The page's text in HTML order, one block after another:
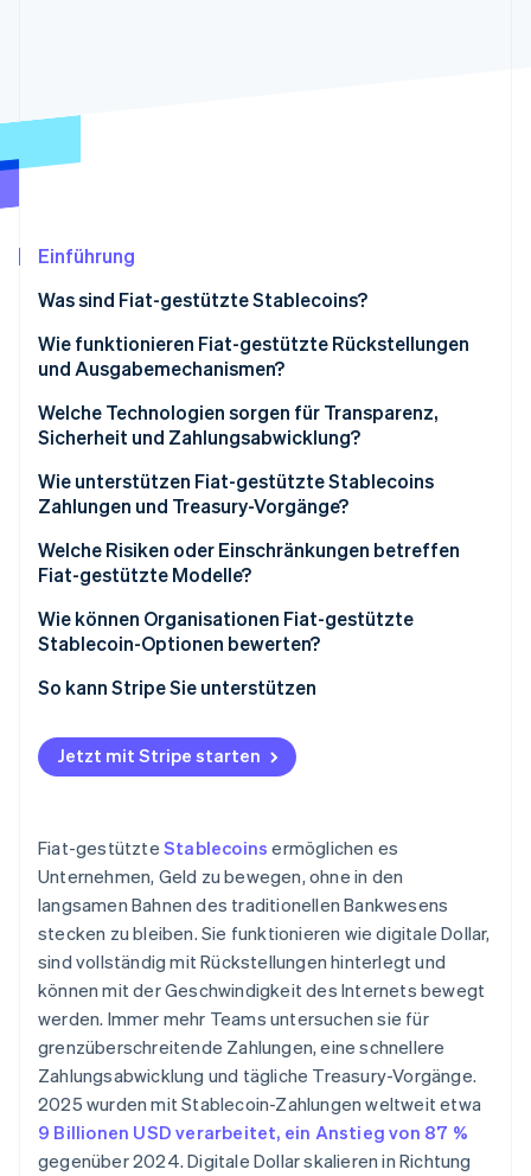
CO₂-Entnahme
Identity
Erfahren Sie, wie Stripe Lösungen für die
Jetzt ansehen
Einführung
Was sind Fiat-gestützte Stablecoins?
Wie funktionieren Fiat-gestützte Rückstellungen
und Ausgabemechanismen?
Welche Technologien sorgen für Transparenz,
Sicherheit und Zahlungsabwicklung?
Wie unterstützen Fiat-gestützte Stablecoins
Zahlungen und Treasury-Vorgänge?
Welche Risiken oder Einschränkungen betreffen
Fiat-gestützte Modelle?
Wie können Organisationen Fiat-gestützte
Stablecoin-Optionen bewerten?
So kann Stripe Sie unterstützen
Jetzt mit Stripe starten
Fiat-gestützte Stablecoins ermöglichen es
Unternehmen, Geld zu bewegen, ohne in den
langsamen Bahnen des traditionellen Bankwesens
stecken zu bleiben. Sie funktionieren wie digitale Dollar,
sind vollständig mit Rückstellungen hinterlegt und
können mit der Geschwindigkeit des Internets bewegt
werden. Immer mehr Teams untersuchen sie für
grenzüberschreitende Zahlungen, eine schnellere
Zahlungsabwicklung und tägliche Treasury-Vorgänge.
2025 wurden mit Stablecoin-Zahlungen weltweit etwa
9 Billionen USD verarbeitet, ein Anstieg von 87 %
gegenüber 2024. Digitale Dollar skalieren in Richtung